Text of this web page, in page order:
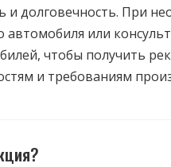
долговечность. При
или
чтобы получить
и требованиям